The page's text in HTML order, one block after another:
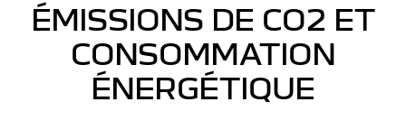
ÉMISSIONS DE CO2 ET
CONSOMMATION
ÉNERGÉTIQUE